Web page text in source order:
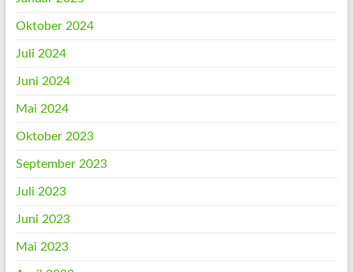
Oktober 2024
Juli 2024
Juni 2024
Mai 2024
Oktober 2023
September 2023
Juli 2023
Juni 2023
Mai 2023